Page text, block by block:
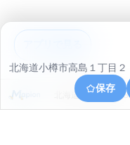
北海道小樽市高島１丁目２
保存
北海道小樽市港町８